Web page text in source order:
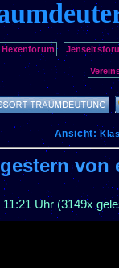
Hexenforum
Ansicht:
von
Uhr(3149x